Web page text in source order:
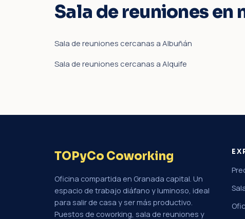
Sala de reuniones
Sala de reuniones cercanas a Albuñán
Sala de reuniones cercanas a Alquife
TOPyCo Coworking
Oficina compartida en Granada capital. Un
espacio de trabajo diáfano y luminoso, ideal
para salir de casa y ser más productivo.
Puestos de coworking, sala de reuniones y